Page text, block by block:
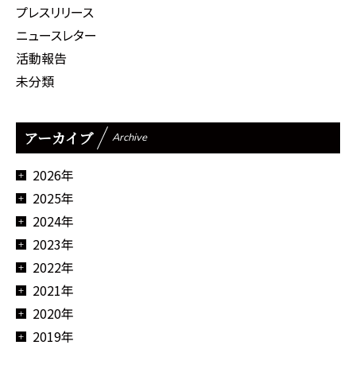
プレスリリース
ニュースレター
活動報告
未分類
アーカイブ Archive
2026年
2025年
2024年
2023年
2022年
2021年
2020年
2019年